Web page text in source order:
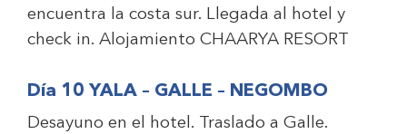
encuentra la costa sur. Llegada al hotel y
check in. Alojamiento CHAARYA RESORT
Día 10 YALA – GALLE – NEGOMBO
Desayuno en el hotel. Traslado a Galle.